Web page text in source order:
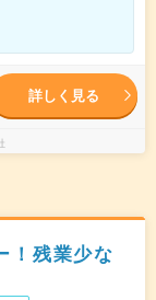
詳しく見る
！残業少な